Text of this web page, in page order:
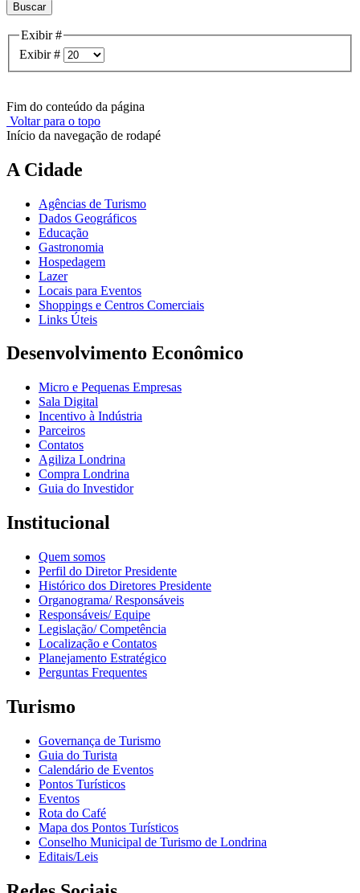
Buscar
Exibir #
Exibir #
Fim do conteúdo da página
Voltar para o topo
Início da navegação de rodapé
A Cidade
Agências de Turismo
Dados Geográficos
Educação
Gastronomia
Hospedagem
Lazer
Locais para Eventos
Shoppings e Centros Comerciais
Links Úteis
Desenvolvimento Econômico
Micro e Pequenas Empresas
Sala Digital
Incentivo à Indústria
Parceiros
Contatos
Agiliza Londrina
Compra Londrina
Guia do Investidor
Institucional
Quem somos
Perfil do Diretor Presidente
Histórico dos Diretores Presidente
Organograma/ Responsáveis
Responsáveis/ Equipe
Legislação/ Competência
Localização e Contatos
Planejamento Estratégico
Perguntas Frequentes
Turismo
Governança de Turismo
Guia do Turista
Calendário de Eventos
Pontos Turísticos
Eventos
Rota do Café
Mapa dos Pontos Turísticos
Conselho Municipal de Turismo de Londrina
Editais/Leis